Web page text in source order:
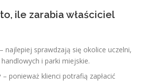
ile zarabia właściciel
– najlepiej sprawdzają się okolice uczelni,
i parki miejskie.
– ponieważ klienci potrafią zapłacić